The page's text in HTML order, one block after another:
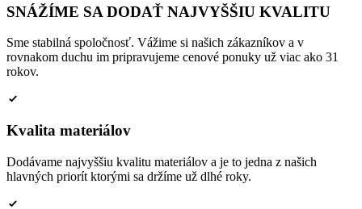
SNÁŽÍME SA DODAŤ NAJVYŠŠIU KVALITU
Sme stabilná spoločnosť. Vážime si našich zákazníkov a v
rovnakom duchu im pripravujeme cenové ponuky už viac ako 31
rokov.
Kvalita materiálov
Dodávame najvyššiu kvalitu materiálov a je to jedna z našich
hlavných priorít ktorými sa držíme už dlhé roky.